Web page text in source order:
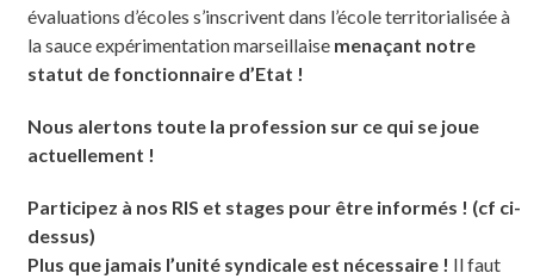
évaluations d’écoles s’inscrivent dans l’école territorialisée à
la sauce expérimentation marseillaisemenaçant notre
statut de fonctionnaire d’Etat !
Nous alertons toute la profession sur ce qui se joue
actuellement !
Participez à nos RIS et stages pour être informés ! (cf ci-
dessus)
Plus que jamais l’unité syndicale est nécessaire ! Il faut